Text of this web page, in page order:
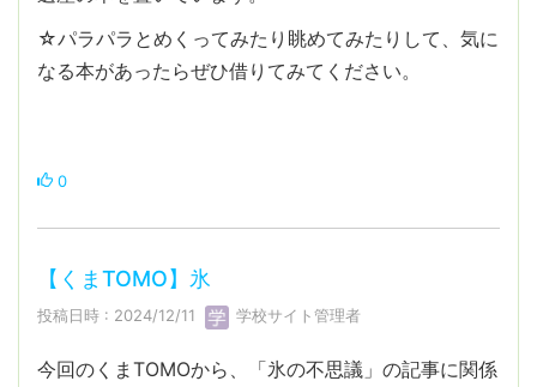
☆パラパラとめくってみたり眺めてみたりして、気に
なる本があったらぜひ借りてみてください。
0
【くまTOMO】氷
投稿日時 : 2024/12/11 学校サイト管理者
今回のくまTOMOから、「氷の不思議」の記事に関係